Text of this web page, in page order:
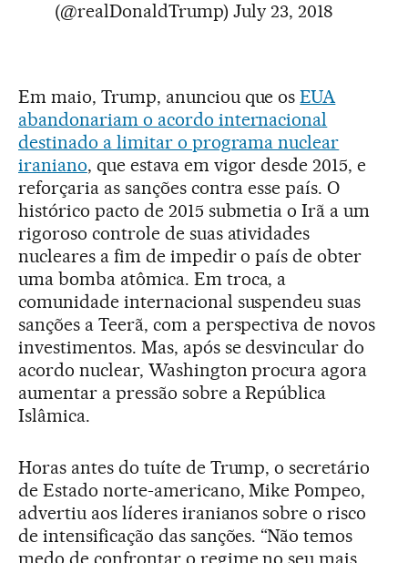
(@realDonaldTrump) July 23, 2018
Em maio, Trump, anunciou que osEUA
abandonariam o acordo internacional
destinado a limitar o programa nuclear
iraniano, que estava em vigor desde 2015, e
reforçaria as sanções contra esse país. O
histórico pacto de 2015 submetia o Irã a um
rigoroso controle de suas atividades
nucleares a fim de impedir o país de obter
uma bomba atômica. Em troca, a
comunidade internacional suspendeu suas
sanções a Teerã, com a perspectiva de novos
investimentos. Mas, após se desvincular do
acordo nuclear, Washington procura agora
aumentar a pressão sobre a República
Islâmica.
Horas antes do tuíte de Trump, o secretário
de Estado norte-americano, Mike Pompeo,
advertiu aos líderes iranianos sobre o risco
de intensificação das sanções. “Não temos